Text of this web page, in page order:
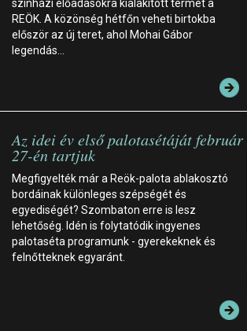
színházi előadásokra kialakított termét a
REÖK. A közönség hétfőn veheti birtokba
először az új teret, ahol Mohai Gábor
legendás…
Az idei év első palotasétáját február
27-én tartjuk
Megfigyelték már a Reök-palota ablakosztó
bordáinak különleges szépségét és
egyediségét? Szombaton erre is lesz
lehetőség. Idén is folytatódik ingyenes
palotaséta programunk - gyerekeknek és
felnőtteknek egyaránt.